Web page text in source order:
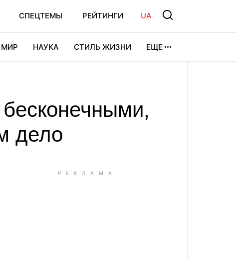
СПЕЦТЕМЫ РЕЙТИНГИ UA
МИР НАУКА СТИЛЬ ЖИЗНИ ЕЩЕ
дело